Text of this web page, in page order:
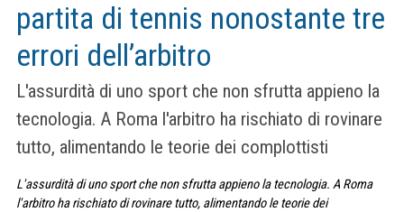
partita di tennis nonostante tre
errori dell’arbitro
L'assurdità di uno sport che non sfrutta appieno la
tecnologia. A Roma l'arbitro ha rischiato di rovinare
tutto, alimentando le teorie dei complottisti
L'assurdità di uno sport che non sfrutta appieno la tecnologia. A Roma
l'arbitro ha rischiato di rovinare tutto, alimentando le teorie dei